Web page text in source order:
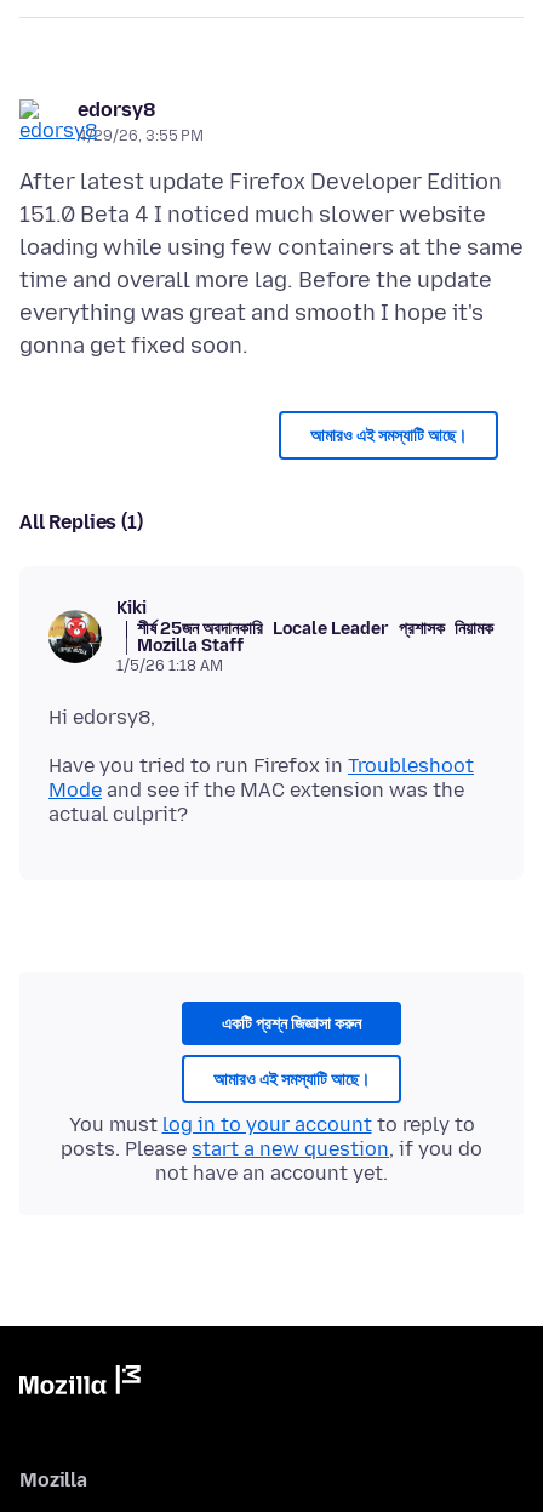
edorsy8
4/29/26, 3:55 PM
After latest update Firefox Developer Edition
151.0 Beta 4 I noticed much slower website
loading while using few containers at the same
time and overall more lag. Before the update
everything was great and smooth I hope it's
আমারও এই সমস্যাটি আছে।
All Replies (1)
Kiki
শীর্ষ 25জন অবদানকারি Locale Leader প্রশাসক নিয়ামক
Mozilla Staff
1/5/26 1:18 AM
Have you tried to run Firefox in Troubleshoot
Mode and see if the MAC extension was the
একটি প্রশ্ন জিজ্ঞাসা করুন
আমারও এই সমস্যাটি আছে।
You must log in to your accountto reply to
posts. Please start a new question, if you do
not have an account yet.
Mozilla